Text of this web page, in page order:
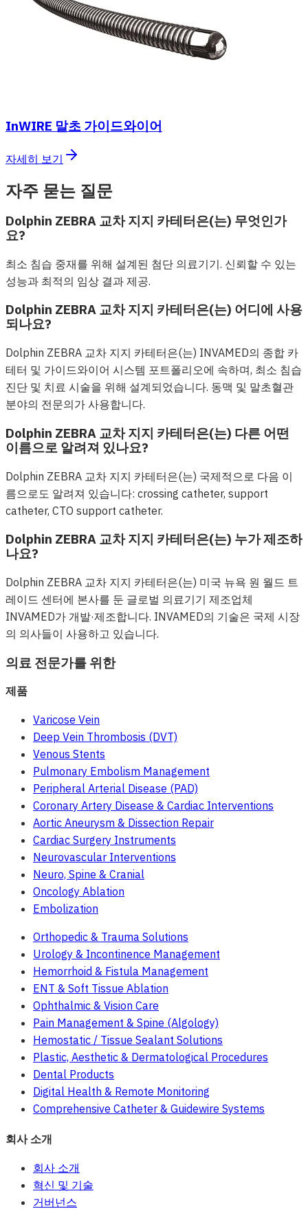
InWIRE 말초 가이드와이어
자세히 보기
자주 묻는 질문
Dolphin ZEBRA 교차 지지 카테터은(는) 무엇인가
요?
최소 침습 중재를 위해 설계된 첨단 의료기기. 신뢰할 수 있는
성능과 최적의 임상 결과 제공.
Dolphin ZEBRA 교차 지지 카테터은(는) 어디에 사용
되나요?
Dolphin ZEBRA 교차 지지 카테터은(는) INVAMED의 종합 카
테터 및 가이드와이어 시스템 포트폴리오에 속하며, 최소 침습
진단 및 치료 시술을 위해 설계되었습니다. 동맥 및 말초혈관
분야의 전문의가 사용합니다.
Dolphin ZEBRA 교차 지지 카테터은(는) 다른 어떤
이름으로 알려져 있나요?
Dolphin ZEBRA 교차 지지 카테터은(는) 국제적으로 다음 이
름으로도 알려져 있습니다: crossing catheter, support
catheter, CTO support catheter.
Dolphin ZEBRA 교차 지지 카테터은(는) 누가 제조하
나요?
Dolphin ZEBRA 교차 지지 카테터은(는) 미국 뉴욕 원 월드 트
레이드 센터에 본사를 둔 글로벌 의료기기 제조업체
INVAMED가 개발·제조합니다. INVAMED의 기술은 국제 시장
의 의사들이 사용하고 있습니다.
의료 전문가를 위한
제품
Varicose Vein
Deep Vein Thrombosis (DVT)
Venous Stents
Pulmonary Embolism Management
Peripheral Arterial Disease (PAD)
Coronary Artery Disease & Cardiac Interventions
Aortic Aneurysm & Dissection Repair
Cardiac Surgery Instruments
Neurovascular Interventions
Neuro, Spine & Cranial
Oncology Ablation
Embolization
Orthopedic & Trauma Solutions
Urology & Incontinence Management
Hemorrhoid & Fistula Management
ENT & Soft Tissue Ablation
Ophthalmic & Vision Care
Pain Management & Spine (Algology)
Hemostatic / Tissue Sealant Solutions
Plastic, Aesthetic & Dermatological Procedures
Dental Products
Digital Health & Remote Monitoring
Comprehensive Catheter & Guidewire Systems
회사 소개
회사 소개
혁신 및 기술
거버넌스